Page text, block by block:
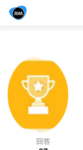
回答